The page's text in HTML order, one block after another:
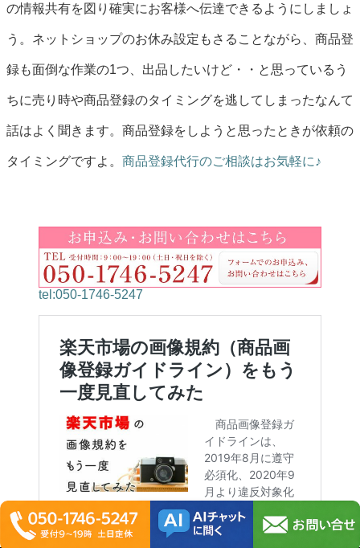
の情報共有を図り確実にお客様へ伝達できるようにしましょ
う。ネットショップのお休み設定もさることながら、商品登
録も面倒な作業の1つ、出品したいけど・・と思っているう
ちに売り時や商品登録のタイミングを逃してしまったなんて
話はよく聞きます。商品登録をしようと思ったときが依頼の
タイミングですよ。 商品登録代行のご相談はお気軽に♪
tel:050-1746-5247